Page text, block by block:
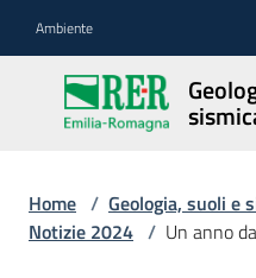
Ambiente
Geologia,
suoli e
sismica
Geologia
Home / Geologia, suoli e
Notizie 2024 / Un anno